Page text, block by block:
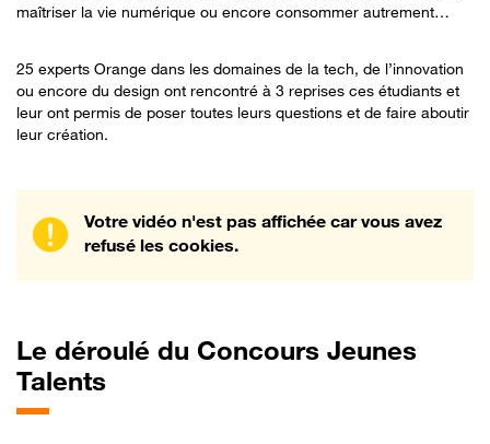
maîtriser la vie numérique ou encore consommer autrement…
25 experts Orange dans les domaines de la tech, de l’innovation
ou encore du design ont rencontré à 3 reprises ces étudiants et
leur ont permis de poser toutes leurs questions et de faire aboutir
leur création.
Votre vidéo n'est pas affichée car vous avez
refusé les cookies.
Le déroulé du Concours Jeunes
Talents